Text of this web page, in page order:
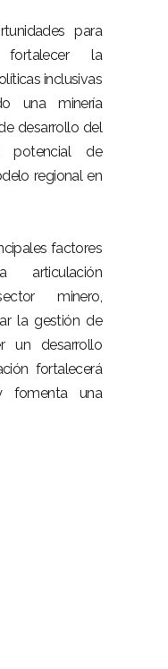
para
fortalecer la
inclusivas
una minería
desarrollo del
potencial de
regional en
factores
minero,
la gestión de
un desarrollo
fortalecerá
fomenta una